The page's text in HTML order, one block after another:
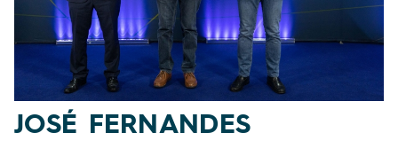
JOSÉ FERNANDES